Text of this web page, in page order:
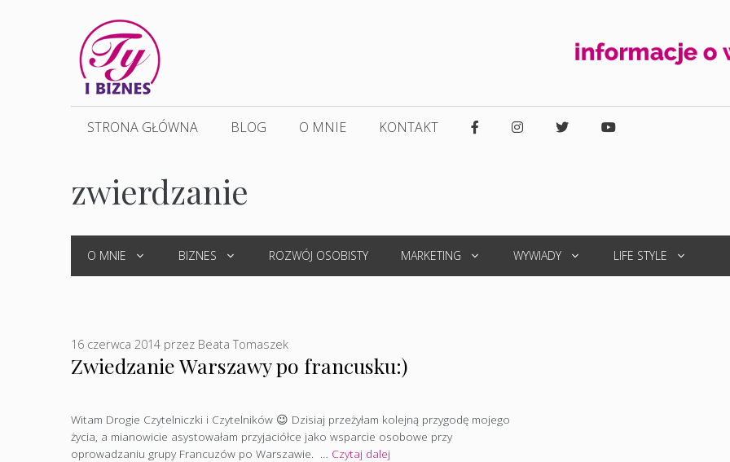
STRONA GŁÓWNA BLOG O MNIE KONTAKT
zwierdzanie
O MNIE BIZNES ROZWÓJ OSOBISTY MARKETING WYWIADY LIFE STYLE
Zwiedzanie Warszawy po francusku:)
16 czerwca 2014 przez Beata Tomaszek
Witam Drogie Czytelniczki i Czytelników 😉 Dzisiaj przeżyłam kolejną przygodę mojego
życia, a mianowicie asystowałam przyjaciółce jako wsparcie osobowe przy
oprowadzaniu grupy Francuzów po Warszawie. … Czytaj dalej